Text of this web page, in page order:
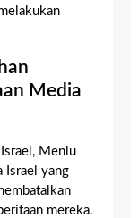
Media
Menlu
Israel yang
mereka.